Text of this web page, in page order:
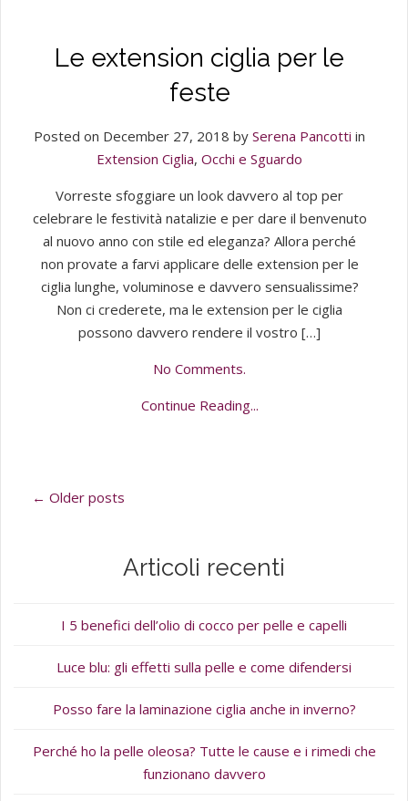
Le extension ciglia per le
feste
Posted on December 27, 2018 by Serena Pancotti in
Extension Ciglia, Occhi e Sguardo
Vorreste sfoggiare un look davvero al top per
celebrare le festività natalizie e per dare il benvenuto
al nuovo anno con stile ed eleganza? Allora perché
non provate a farvi applicare delle extension per le
ciglia lunghe, voluminose e davvero sensualissime?
Non ci crederete, ma le extension per le ciglia
possono davvero rendere il vostro […]
No Comments.
Continue Reading...
← Older posts
Articoli recenti
I 5 benefici dell’olio di cocco per pelle e capelli
Luce blu: gli effetti sulla pelle e come difendersi
Posso fare la laminazione ciglia anche in inverno?
Perché ho la pelle oleosa? Tutte le cause e i rimedi che
funzionano davvero